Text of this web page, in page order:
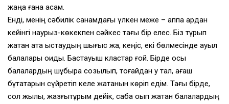
жаңа ғана асқам.
Енді, менің сәбилік санамдағы үлкен меже – аппақ қардан
кейінгі наурыз-көкекпен сәйкес тағы бір елес. Біз тұрып
жатқан ата қыстаудың шығыс жақ, кеңіс, екі бөлмесінде ауыл
балалары оқиды. Бастауыш кластар ғой. Бірде осы
балалардың шұбыра созылып, тоғайдан қу тал, ағаш
бұтақтарын сүйретіп келе жатқанын көріп едім. Тағы бірде,
сол жылы, жазғытұрым дейік, сабақ оқып жатқан балалардың